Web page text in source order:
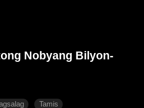
Nobyang Bilyon-
Tamis